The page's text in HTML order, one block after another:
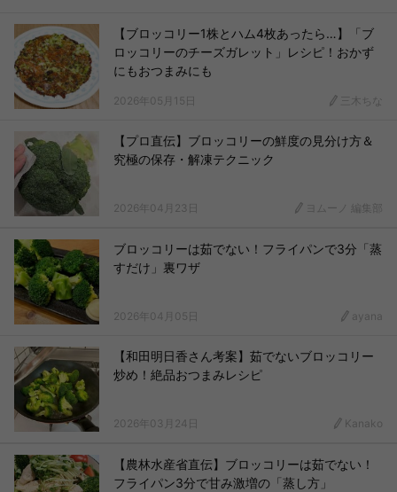
【ブロッコリー1株とハム4枚あったら…】「ブ
ロッコリーのチーズガレット」レシピ！おかず
にもおつまみにも
2026年05月15日 三木ちな
【プロ直伝】ブロッコリーの鮮度の見分け方＆
究極の保存・解凍テクニック
2026年04月23日 ヨムーノ 編集部
ブロッコリーは茹でない！フライパンで3分「蒸
すだけ」裏ワザ
2026年04月05日 ayana
【和田明日香さん考案】茹でないブロッコリー
炒め！絶品おつまみレシピ
2026年03月24日 Kanako
【農林水産省直伝】ブロッコリーは茹でない！
フライパン3分で甘み激増の「蒸し方」